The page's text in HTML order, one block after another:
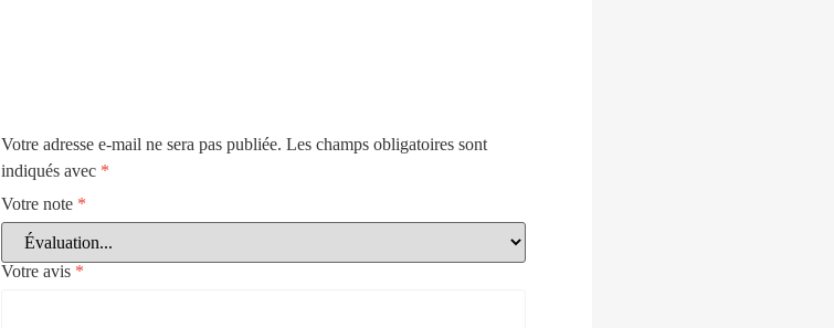
Votre adresse e-mail ne sera pas publiée. Les champs obligatoires sont
indiqués avec *
Votre note *
Votre avis *